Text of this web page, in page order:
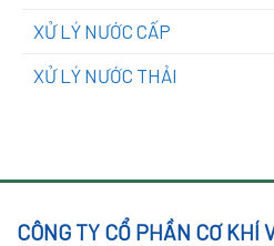
XỬ LÝ NƯỚC CẤP
XỬ LÝ NƯỚC THẢI
CÔNG TY CỔ PHẦN CƠ KHÍ